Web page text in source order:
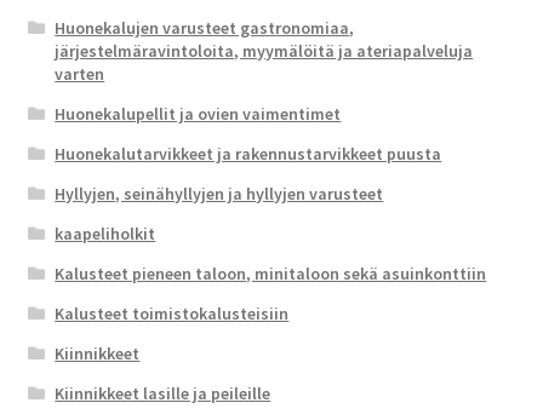
Huonekalujen varusteet gastronomiaa,
järjestelmäravintoloita, myymälöitä ja ateriapalveluja
varten
Huonekalupellit ja ovien vaimentimet
Huonekalutarvikkeet ja rakennustarvikkeet puusta
Hyllyjen, seinähyllyjen ja hyllyjen varusteet
kaapeliholkit
Kalusteet pieneen taloon, minitaloon sekä asuinkonttiin
Kalusteet toimistokalusteisiin
Kiinnikkeet
Kiinnikkeet lasille ja peileille